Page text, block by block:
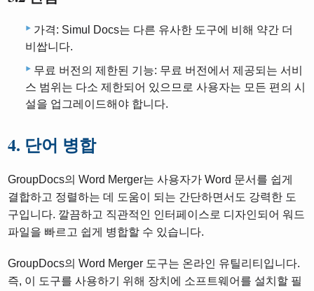
가격: Simul Docs는 다른 유사한 도구에 비해 약간 더
비쌉니다.
무료 버전의 제한된 기능: 무료 버전에서 제공되는 서비
스 범위는 다소 제한되어 있으므로 사용자는 모든 편의 시
설을 업그레이드해야 합니다.
4. 단어 병합
GroupDocs의 Word Merger는 사용자가 Word 문서를 쉽게
결합하고 정렬하는 데 도움이 되는 간단하면서도 강력한 도
구입니다. 깔끔하고 직관적인 인터페이스로 디자인되어 워드
파일을 빠르고 쉽게 병합할 수 있습니다.
GroupDocs의 Word Merger 도구는 온라인 유틸리티입니다.
즉, 이 도구를 사용하기 위해 장치에 소프트웨어를 설치할 필